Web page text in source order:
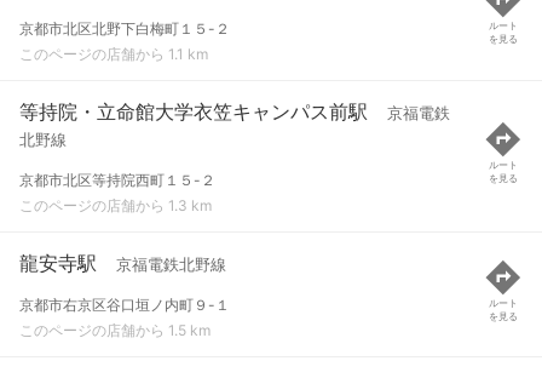
京都市北区北野下白梅町１５-２
このページの店舗から 1.1 km
ルート
を見る
等持院・立命館大学衣笠キャンパス前駅
京福電鉄
北野線
京都市北区等持院西町１５-２
このページの店舗から 1.3 km
ルート
を見る
龍安寺駅 京福電鉄北野線
京都市右京区谷口垣ノ内町９-１
このページの店舗から 1.5 km
ルート
を見る